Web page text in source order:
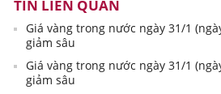
TIN LIÊN QUAN
Giá vàng trong nước ngày 31/1
giảm sâu
Giá vàng trong nước ngày 31/1
giảm sâu